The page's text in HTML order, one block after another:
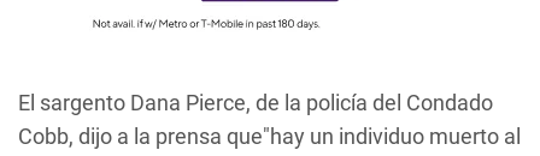
El sargento Dana Pierce, de la policía del Condado
Cobb, dijo a la prensa que"hay un individuo muerto al